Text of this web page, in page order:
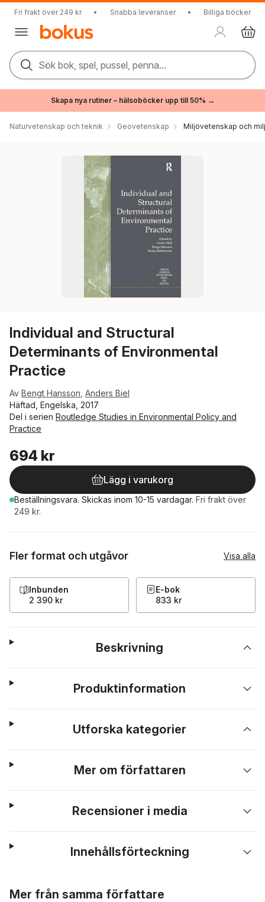
Fri frakt över 249 kr • Snabba leveranser • Billiga böcker
Sök bok, spel, pussel, penna...
Skapa nya rutiner – hälsoböcker upp till 50% →
Naturvetenskap och teknik Geovetenskap Miljövetenskap och
Individual and Structural
Determinants of Environmental
Practice
Av Bengt Hansson Anders Biel
Häftad, Engelska, 2017
Del i serien Routledge Studies in Environmental Policy and
Practice
694 kr
Lägg i varukorg
Beställningsvara. Skickas inom 10-15 vardagar. Fri frakt över
249 kr.
Fler format och utgåvor Visa alla
Inbunden
2 390 kr
E-bok
833 kr
Beskrivning
Produktinformation
Utforska kategorier
Mer om författaren
Recensioner i media
Innehållsförteckning
Mer från samma författare